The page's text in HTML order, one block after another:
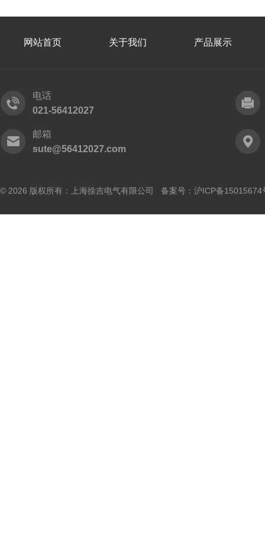
网站首页 关于我们 产品展示
电话
021-56412027
邮箱
sute@56412027.com
© 2026 版权所有：上海徐吉电气有限公司 备案号： 沪ICP备15015674